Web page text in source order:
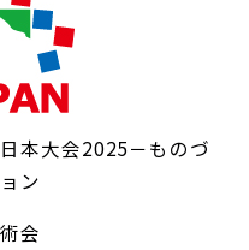
本大会2025－ものづ
ン
会